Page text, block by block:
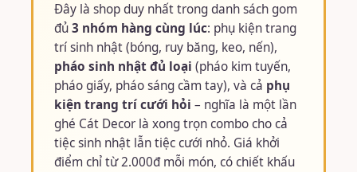
Đây là shop duy nhất trong danh sách gom
đủ3 nhóm hàng cùng lúc: phụ kiện trang
trí sinh nhật (bóng, ruy băng, keo, nến),
pháo sinh nhật đủ loại (pháo kim tuyến,
pháo giấy, pháo sáng cầm tay), và cả phụ
kiện trang trí cưới hỏi – nghĩa là một lần
ghé Cát Decor là xong trọn combo cho cả
tiệc sinh nhật lẫn tiệc cưới nhỏ. Giá khởi
điểm chỉ từ 2.000đ mỗi món, có chiết khấu